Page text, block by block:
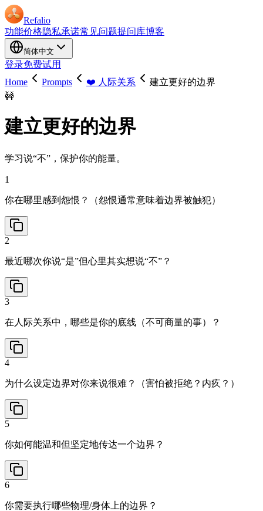
Refalio
功能价格隐私承诺常见问题提问库博客
简体中文
登录免费试用
Home
Prompts ❤️ 人际关系
建立更好的边界
🚧
建立更好的边界
学习说“不”，保护你的能量。
1
你在哪里感到怨恨？（怨恨通常意味着边界被触犯）
2
最近哪次你说“是”但心里其实想说“不”？
3
在人际关系中，哪些是你的底线（不可商量的事）？
4
为什么设定边界对你来说很难？（害怕被拒绝？内疚？）
5
你如何能温和但坚定地传达一个边界？
6
你需要执行哪些物理/身体上的边界？